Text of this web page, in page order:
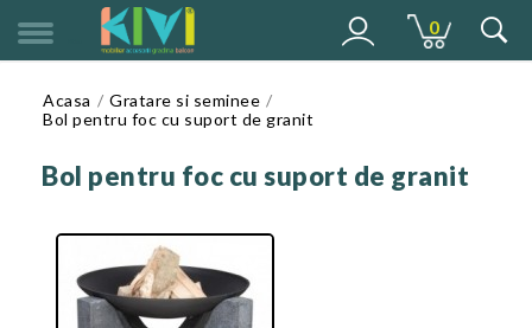
0
Acasa
Gratare si seminee
Bol pentru foc cu suport de granit
Bol pentru foc cu suport de granit